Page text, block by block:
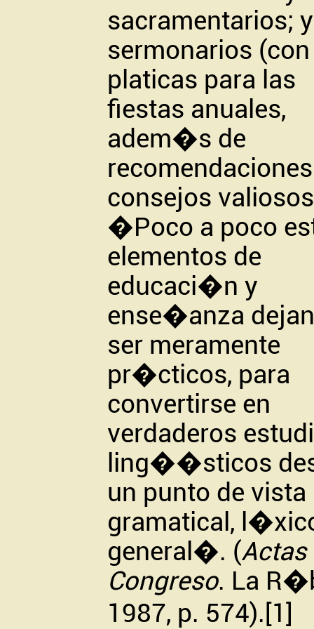
sacramentarios;
sermonarios (con
platicas para las
fiestas anuales,
adem�s de
consejos
�Poco a poco
elementos de
educaci�n y
ense�anza
ser meramente
pr�cticos, para
convertirse en
verdaderos
ling��sticos
un punto de vista
gramatical,
general�. (Actas
Congreso. La
1987, p. 574). [1]